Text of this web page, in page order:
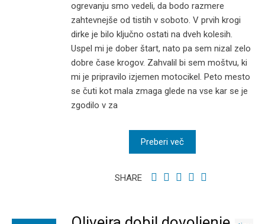
ogrevanju smo vedeli, da bodo razmere
zahtevnejše od tistih v soboto. V prvih krogi
dirke je bilo ključno ostati na dveh kolesih.
Uspel mi je dober štart, nato pa sem nizal zelo
dobre čase krogov. Zahvalil bi sem moštvu, ki
mi je pripravilo izjemen motocikel. Peto mesto
se čuti kot mala zmaga glede na vse kar se je
zgodilo v za
Preberi več
SHARE